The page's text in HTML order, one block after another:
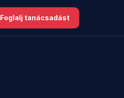
Foglalj tanácsadást